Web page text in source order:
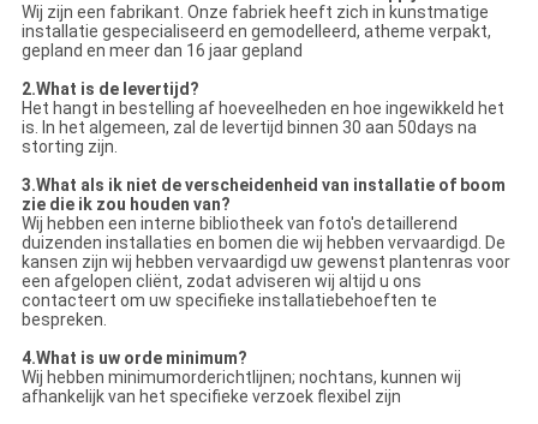
Wij zijn een fabrikant. Onze fabriek heeft zich in kunstmatige
installatie gespecialiseerd en gemodelleerd, atheme verpakt,
gepland en meer dan 16 jaar gepland
2.What is de levertijd?
Het hangt in bestelling af hoeveelheden en hoe ingewikkeld het
is. In het algemeen, zal de levertijd binnen 30 aan 50days na
storting zijn.
3.What als ik niet de verscheidenheid van installatie of boom
zie die ik zou houden van?
Wij hebben een interne bibliotheek van foto's detaillerend
duizenden installaties en bomen die wij hebben vervaardigd. De
kansen zijn wij hebben vervaardigd uw gewenst plantenras voor
een afgelopen cliënt, zodat adviseren wij altijd u ons
contacteert om uw specifieke installatiebehoeften te
bespreken.
4.What is uw orde minimum?
Wij hebben minimumorderichtlijnen; nochtans, kunnen wij
afhankelijk van het specifieke verzoek flexibel zijn